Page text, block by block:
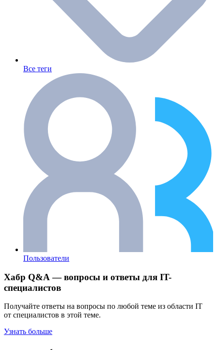
Все теги
Пользователи
Хабр Q&A — вопросы и ответы для IT-
специалистов
Получайте ответы на вопросы по любой теме из области IT
от специалистов в этой теме.
Узнать больше